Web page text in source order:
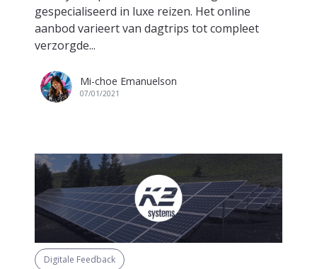
gespecialiseerd in luxe reizen. Het online
aanbod varieert van dagtrips tot compleet
verzorgde...
Mi-choe Emanuelson
07/01/2021
Digitale Feedback